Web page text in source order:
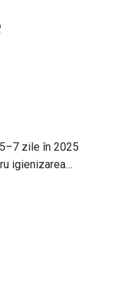
zile în 2025
igienizarea…